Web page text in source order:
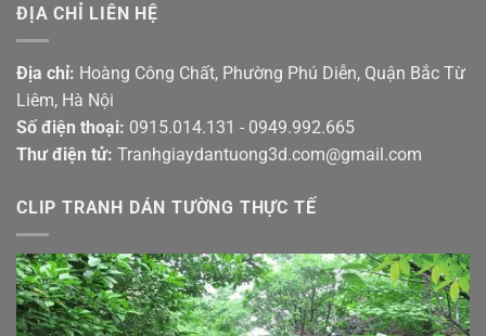
ĐỊA CHỈ LIÊN HỆ
Địa chỉ: Hoàng Công Chất, Phường Phú Diễn, Quận Bắc Từ
Liêm, Hà Nội
Số điện thoại: 0915.014.131 - 0949.992.665
Thư điện tử: Tranhgiaydantuong3d.com@gmail.com
CLIP TRANH DÁN TƯỜNG THỰC TẾ